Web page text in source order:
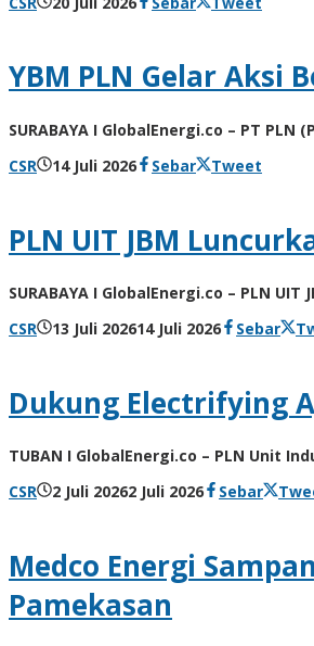
YBM PLN Gelar Aksi
SURABAYA I GlobalEnergi.co – PT
CSR
14 Juli 2026olehSebar Tweet
PLN UIT JBM
SURABAYA I GlobalEnergi.co – PLN
CSR
13 Juli 202614 Juli 2026olehSebar
Dukung Electrifying
TUBAN I GlobalEnergi.co – PLN Unit
CSR
2 Juli 20262 Juli 2026olehSebar
Medco Energi
Pamekasan